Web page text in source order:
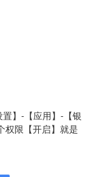
】-【应用】-【银
权限【开启】就是